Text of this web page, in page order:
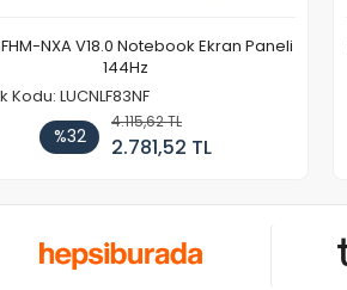
NXA V18.0 Notebook Ekran Paneli
144Hz
Kodu: LUCNLF83NF
%32
4.115,62 TL
2.781,52 TL